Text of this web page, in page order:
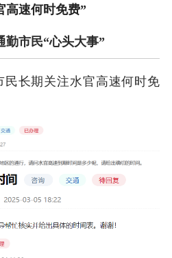
高速何时免费”
勤市民“心头大事”
民长期关注水官高速何时免